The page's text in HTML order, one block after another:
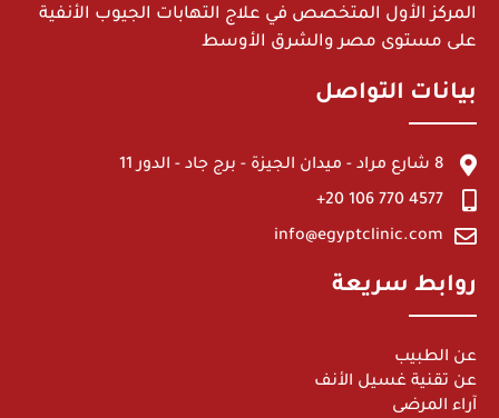
المركز الأول المتخصص في علاج التهابات الجيوب الأنفية
على مستوى مصر والشرق الأوسط
بيانات التواصل
8 شارع مراد - ميدان الجيزة - برج جاد - الدور 11
4577 770 106 20+
info@egyptclinic.com
روابط سريعة
عن الطبيب
عن تقنية غسيل الأنف
آراء المرضى